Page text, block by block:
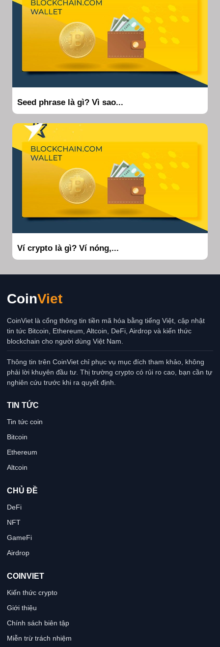
Seed phrase là gì? Vì sao...
Ví crypto là gì? Ví nóng,...
CoinViet
CoinViet là cổng thông tin tiền mã hóa bằng tiếng Việt, cập nhật
tin tức Bitcoin, Ethereum, Altcoin, DeFi, Airdrop và kiến thức
blockchain cho người dùng Việt Nam.
Thông tin trên CoinViet chỉ phục vụ mục đích tham khảo, không
phải lời khuyên đầu tư. Thị trường crypto có rủi ro cao, bạn cần tự
nghiên cứu trước khi ra quyết định.
TIN TỨC
Tin tức coin
Bitcoin
Ethereum
Altcoin
CHỦ ĐỀ
DeFi
NFT
GameFi
Airdrop
COINVIET
Kiến thức crypto
Giới thiệu
Chính sách biên tập
Miễn trừ trách nhiệm